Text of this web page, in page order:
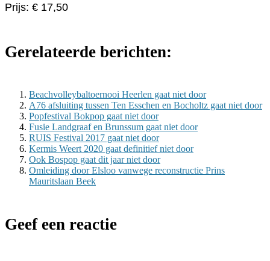
Prijs: € 17,50
Gerelateerde berichten:
Beachvolleybaltoernooi Heerlen gaat niet door
A76 afsluiting tussen Ten Esschen en Bocholtz gaat niet door
Popfestival Bokpop gaat niet door
Fusie Landgraaf en Brunssum gaat niet door
RUIS Festival 2017 gaat niet door
Kermis Weert 2020 gaat definitief niet door
Ook Bospop gaat dit jaar niet door
Omleiding door Elsloo vanwege reconstructie Prins
Mauritslaan Beek
Geef een reactie